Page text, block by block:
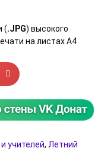
(.JPG) высокого
на листах А4
поведения в
учителей, Летний